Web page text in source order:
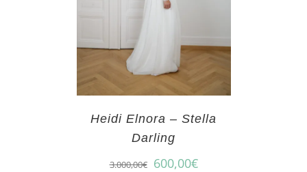
Heidi Elnora – Stella
Darling
3.000,00€ 600,00€